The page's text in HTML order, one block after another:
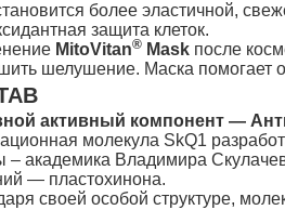
более эластичной,
защита клеток.
MitoVitan® Mask после
шелушение. Маска помогает
активный компонент —
молекула SkQ1
– академика Владимира
— пластохинона.
своей особой структуре,